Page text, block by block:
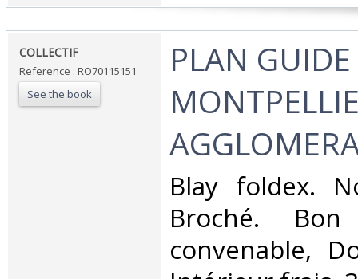
‎COLLECTIF‎
Reference : RO70115151
See the book
‎PLAN
‎Blay foldex.
Broché.
convenable,